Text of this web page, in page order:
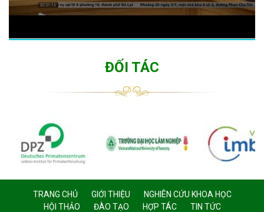
ĐỐI TÁC
TRANG CHỦ GIỚI THIỆU
NGHIÊN CỨU KHOA HỌC
HỘI THẢO
ĐÀO TẠO HỢP TÁC
TIN TỨC